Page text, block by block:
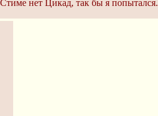
нет Цикад, так бы я попытался.